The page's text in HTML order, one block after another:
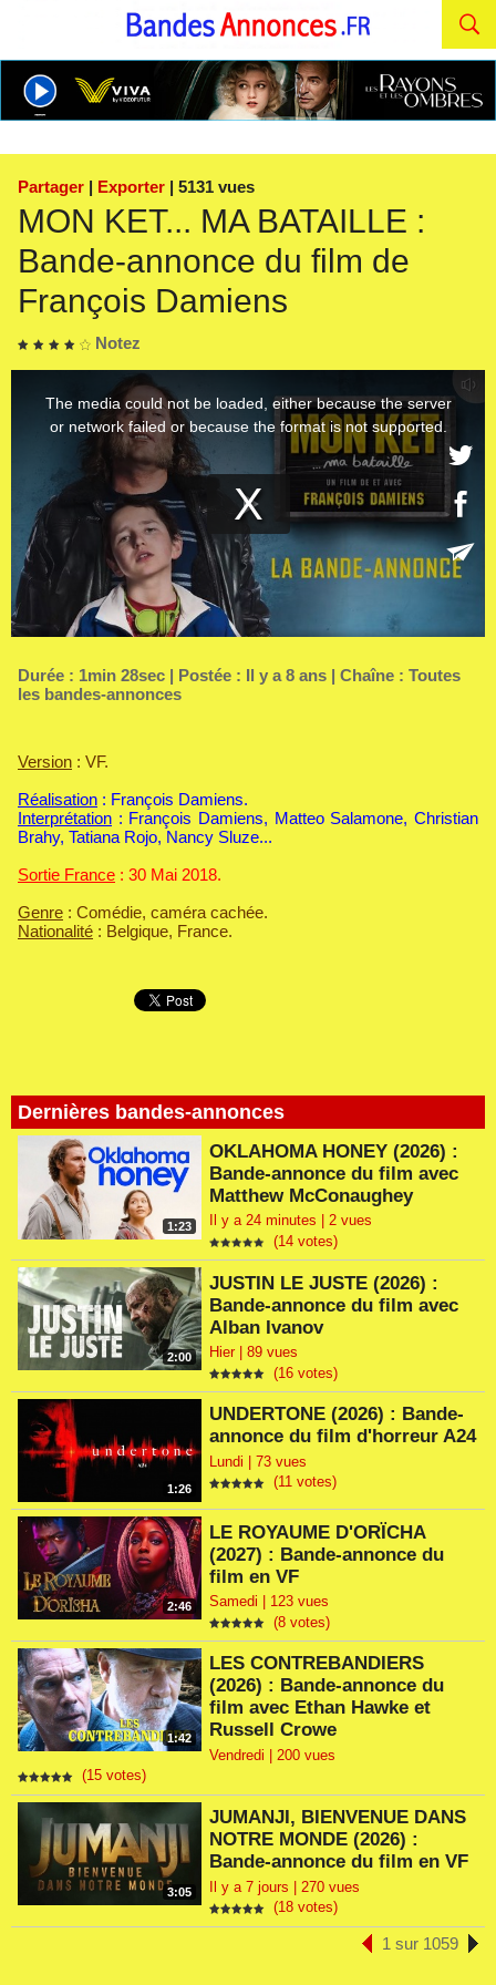
Partager | Exporter | 5131 vues
MON KET... MA BATAILLE :
Bande-annonce du film de
François Damiens
Notez
Dernières bandes-annonces
1:23
OKLAHOMA HONEY (2026) :
Bande-annonce du film avec
Matthew McConaughey
Il y a 24 minutes | 2 vues
(14 votes)
2:00
JUSTIN LE JUSTE (2026) :
Bande-annonce du film avec
Alban Ivanov
Hier | 89 vues
(16 votes)
1:26
UNDERTONE (2026) : Bande-
annonce du film d'horreur A24
Lundi | 73 vues
(11 votes)
2:46
LE ROYAUME D'ORÏCHA
(2027) : Bande-annonce du
film en VF
Samedi | 123 vues
(8 votes)
1:42
LES CONTREBANDIERS
(2026) : Bande-annonce du
film avec Ethan Hawke et
Russell Crowe
Vendredi | 200 vues
(15 votes)
3:05
JUMANJI, BIENVENUE DANS
NOTRE MONDE (2026) :
Bande-annonce du film en VF
Il y a 7 jours | 270 vues
(18 votes)
1 sur 1059
Durée : 1min 28sec | Postée : Il y a 8 ans | Chaîne : Toutes
les bandes-annonces
Version : VF.
Réalisation : François Damiens.
Interprétation : François Damiens, Matteo Salamone, Christian
Brahy, Tatiana Rojo, Nancy Sluze...
Sortie France : 30 Mai 2018.
Genre : Comédie, caméra cachée.
Nationalité : Belgique, France.